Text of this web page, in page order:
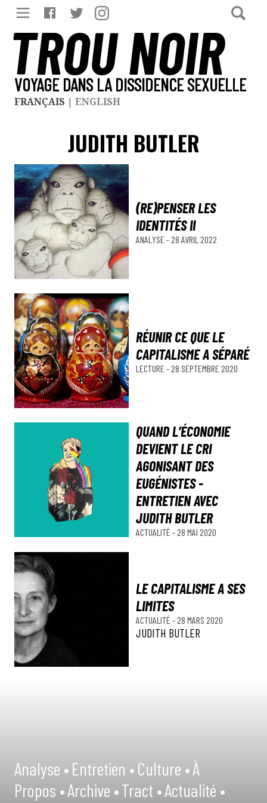
TROU NOIR
VOYAGE DANS LA DISSIDENCE SEXUELLE
FRANÇAIS | ENGLISH
JUDITH BUTLER
(RE)PENSER LES
IDENTITÉS II
ANALYSE - 28 AVRIL 2022
RÉUNIR CE QUE LE
CAPITALISME A SÉPARÉ
LECTURE - 28 SEPTEMBRE 2020
QUAND L’ÉCONOMIE
DEVIENT LE CRI
AGONISANT DES
EUGÉNISTES -
ENTRETIEN AVEC
JUDITH BUTLER
ACTUALITÉ - 28 MAI 2020
LE CAPITALISME A SES
LIMITES
ACTUALITÉ - 28 MARS 2020
JUDITH BUTLER
Analyse •Entretien •Culture •À
Propos •Archive •Tract •Actualité •